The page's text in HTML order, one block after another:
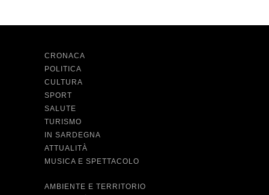
CRONACA
POLITICA
CULTURA
SPORT
SALUTE
TURISMO
IN SARDEGNA
ATTUALITÀ
MUSICA E SPETTACOLO
AMBIENTE E TERRITORIO